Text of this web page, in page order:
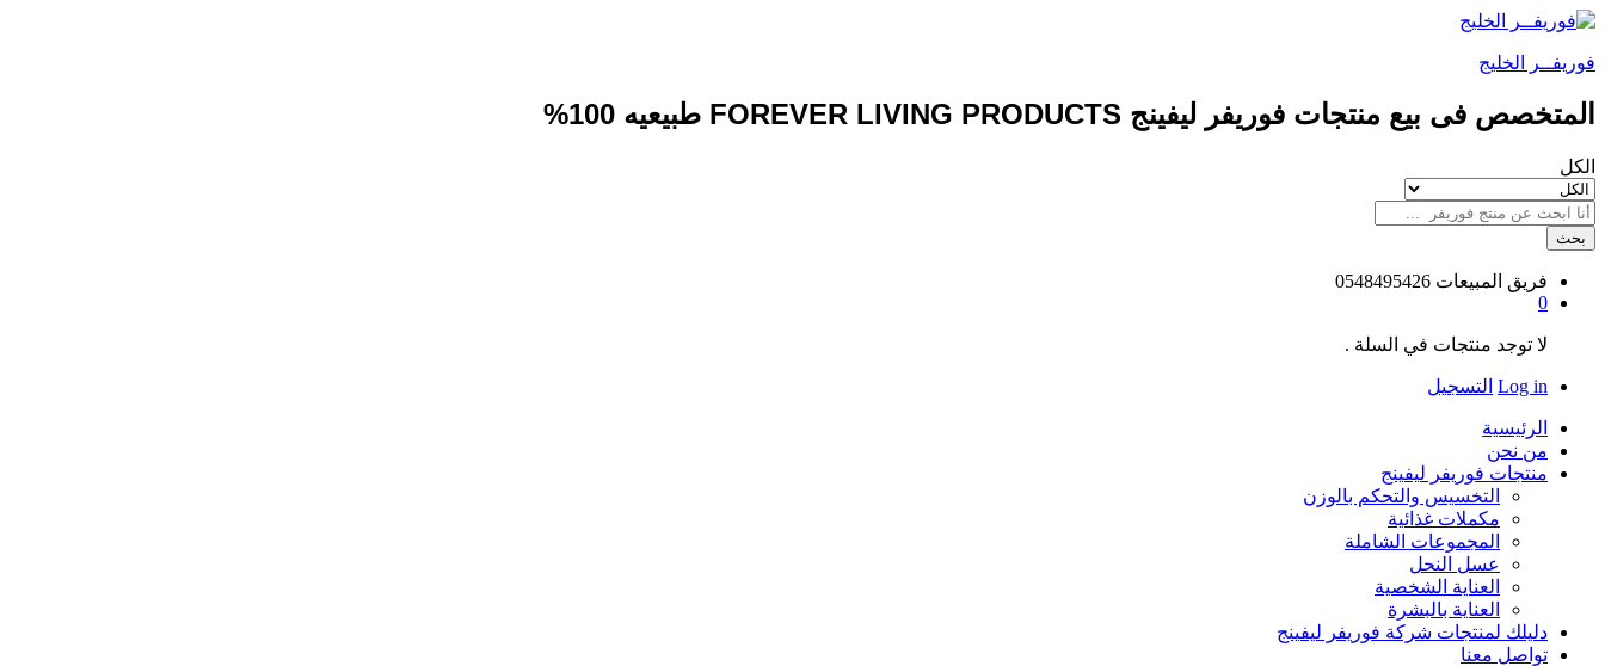
فوريفــر الخليج
المتخصص فى بيع منتجات فوريفر ليفينج FOREVER LIVING PRODUCTS طبيعيه 100%
الكل
بحث
فريق المبيعات 0548495426
0
لا توجد منتجات في السلة .
Log in التسجيل
الرئيسية
من نحن
منتجات فوريفر ليفينج
التخسيس والتحكم بالوزن
مكملات غذائية
المجموعات الشاملة
عسل النحل
العناية الشخصية
العناية بالبشرة
دليلك لمنتجات شركة فوريفر ليفينج
تواصل معنا